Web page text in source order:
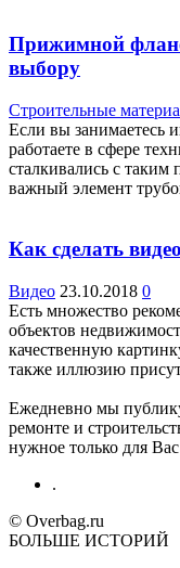
Прижимной
выбору
Строительные
Если вы занимаетесь
работаете в сфере
сталкивались с
важный элемент
Как сделать
Видео 23.10.2018 0
Есть множество
объектов
качественную
также иллюзию
Ежедневно мы
ремонте и
нужное только для
.
© Overbag.ru
БОЛЬШЕ ИСТОРИЙ